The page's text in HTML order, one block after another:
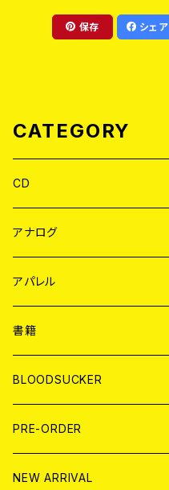
保存 シェア
CATEGORY
CD
JAPAN
WORLD
アナログ
JAPAN
７EP
LP
WORLD
7EP
LP
アパレル
JAPAN
T-shirt
HOOD
WORLD
T-shirt
HOOD
書籍
MAGAZINE
BOLLOCKS
EL ZINE
写真集 (PHOTOBOOK)
BLOODSUCKER
CD
アナログ
PRE-ORDER
NEW ARRIVAL